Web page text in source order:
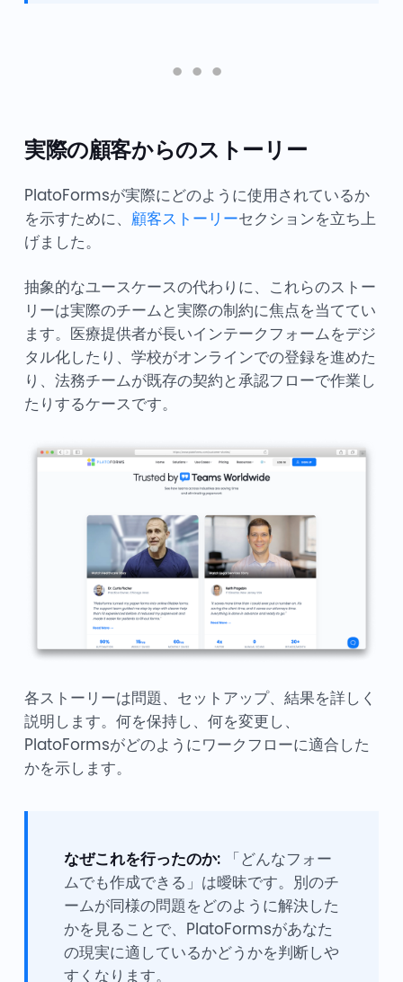
実際の顧客からのストーリー
PlatoFormsが実際にどのように使用されているか
を示すために、 顧客ストーリーセクションを立ち上
げました。
抽象的なユースケースの代わりに、これらのストー
リーは実際のチームと実際の制約に焦点を当ててい
ます。医療提供者が長いインテークフォームをデジ
タル化したり、学校がオンラインでの登録を進めた
り、法務チームが既存の契約と承認フローで作業し
たりするケースです。
各ストーリーは問題、セットアップ、結果を詳しく
説明します。何を保持し、何を変更し、
PlatoFormsがどのようにワークフローに適合した
かを示します。
なぜこれを行ったのか:「どんなフォー
ムでも作成できる」は曖昧です。別のチ
ームが同様の問題をどのように解決した
かを見ることで、PlatoFormsがあなた
の現実に適しているかどうかを判断しや
すくなります。